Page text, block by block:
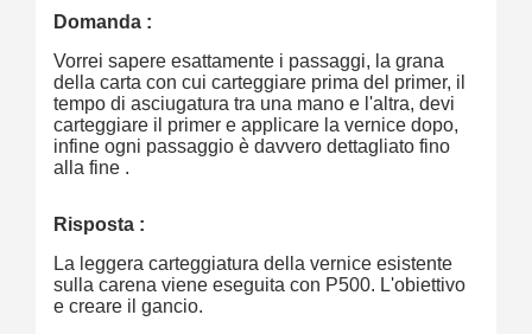
Domanda :
Vorrei sapere esattamente i passaggi, la grana
della carta con cui carteggiare prima del primer, il
tempo di asciugatura tra una mano e l'altra, devi
carteggiare il primer e applicare la vernice dopo,
infine ogni passaggio è davvero dettagliato fino
alla fine .
Risposta :
La leggera carteggiatura della vernice esistente
sulla carena viene eseguita con P500. L'obiettivo
e creare il gancio.